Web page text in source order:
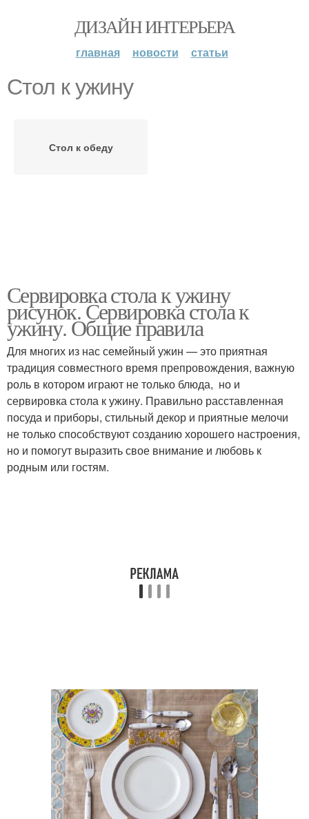
ДИЗАЙН ИНТЕРЬЕРА
главная новости статьи
Стол к ужину
Стол к обеду
Сервировка стола к ужину
рисунок. Сервировка стола к
ужину. Общие правила
Для многих из нас семейный ужин — это приятная
традиция совместного время препровождения, важную
роль в котором играют не только блюда, но и
сервировка стола к ужину. Правильно расставленная
посуда и приборы, стильный декор и приятные мелочи
не только способствуют созданию хорошего настроения,
но и помогут выразить свое внимание и любовь к
родным или гостям.